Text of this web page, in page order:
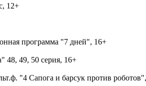
12+
программа "7 дней", 16+
48, 49, 50 серия, 16+
"4 Сапога и барсук против